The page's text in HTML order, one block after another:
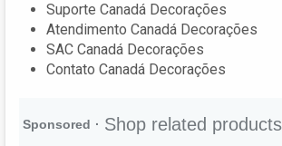
Suporte Canadá Decorações
Atendimento Canadá Decorações
SAC Canadá Decorações
Contato Canadá Decorações